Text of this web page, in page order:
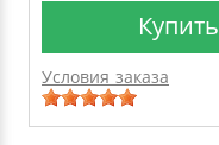
Купить
Условия заказа